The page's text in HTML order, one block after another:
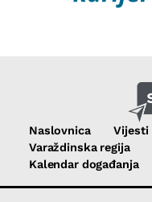
Naslovnica Vijesti
Varaždinska regija
Kalendar događanja